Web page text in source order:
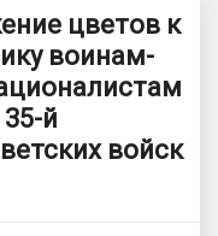
цветов к
воинам-
й
войск